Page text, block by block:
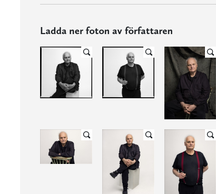
Ladda ner foton av författaren